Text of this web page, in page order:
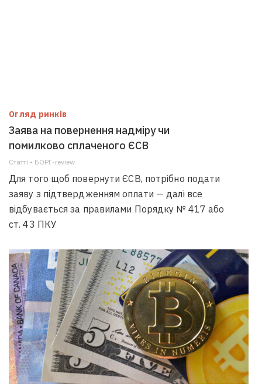
Огляд ринків
Заява на повернення надміру чи
помилково сплаченого ЄСВ
Статті • БОРГ-review
Для того щоб повернути ЄСВ, потрібно подати
заяву з підтвердженням оплати — далі все
відбувається за правилами Порядку № 417 або
ст. 43 ПКУ